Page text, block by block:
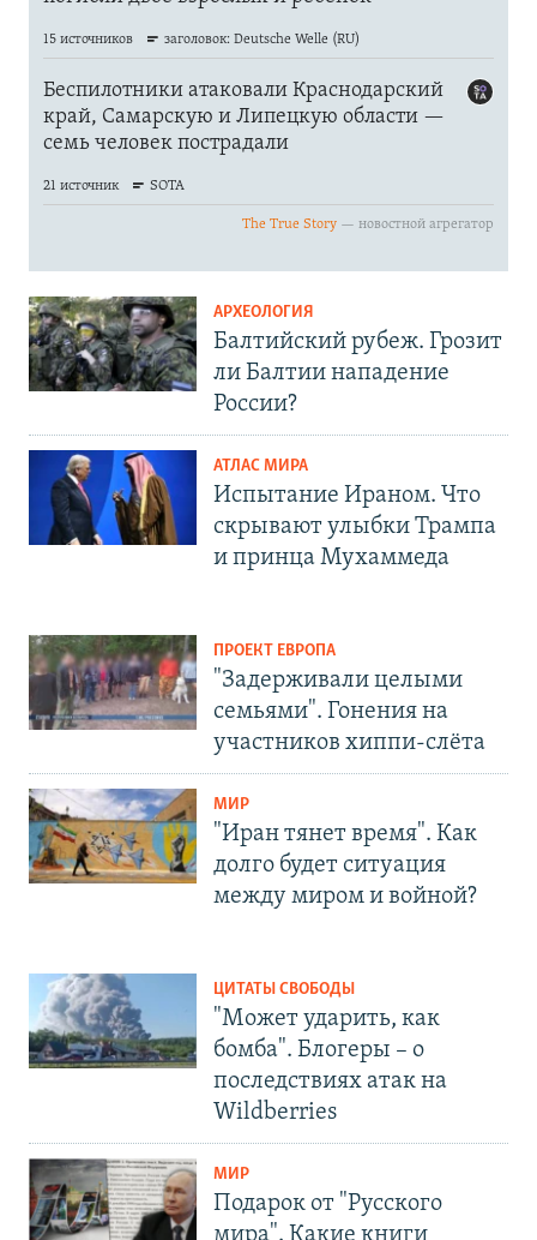
АРХЕОЛОГИЯ
Балтийский рубеж. Грозит
ли Балтии нападение
России?
АТЛАС МИРА
Испытание Ираном. Что
скрывают улыбки Трампа
и принца Мухаммеда
ПРОЕКТ ЕВРОПА
"Задерживали целыми
семьями". Гонения на
участников хиппи-слёта
МИР
"Иран тянет время". Как
долго будет ситуация
между миром и войной?
ЦИТАТЫ СВОБОДЫ
"Может ударить, как
бомба". Блогеры – о
последствиях атак на
Wildberries
МИР
Подарок от "Русского
мира". Какие книги